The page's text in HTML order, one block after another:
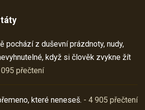
pochází z duševní prázdnoty, nudy,
když si člověk zvykne žít
přečtení
které neneseš. - 4 905 přečtení